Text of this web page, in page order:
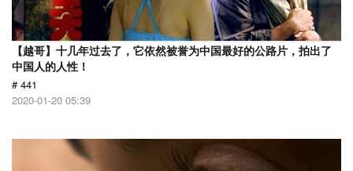
【越哥】十几年过去了，它依然被誉为中国最好的公路片，拍出了
中国人的人性！
# 441
2020-01-20 05:39